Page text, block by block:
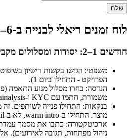
שלח
לוח זמנים ריאלי לבנייה ב-6–9 חודשים
חודשים 1–2: יסודות ומסלולים מקבילים
משפטי: הגישו בקשות רישיון
הפרויקט - התחילו ביום 1).
הנדסה: בחרו מסלול מנוע התאמה
משמורת, חתמו עם KYC ו-Chainalysis.
בנקאות: התחילו פנייה לשותפים.
מוצר. התחילו ב-warm intro, לא ב-cold email.
ניהול מפתחות, תגובה לאירועים).